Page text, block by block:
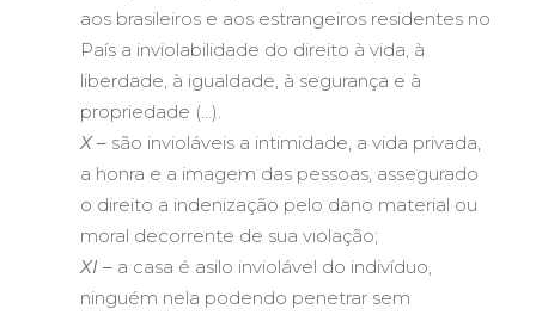
aos brasileiros e aos estrangeiros residentes no
País a inviolabilidade do direito à vida, à
liberdade, à igualdade, à segurança e à
propriedade (…).
X –são invioláveis a intimidade, a vida privada,
a honra e a imagem das pessoas, assegurado
o direito a indenização pelo dano material ou
moral decorrente de sua violação;
XI –a casa é asilo inviolável do indivíduo,
ninguém nela podendo penetrar sem